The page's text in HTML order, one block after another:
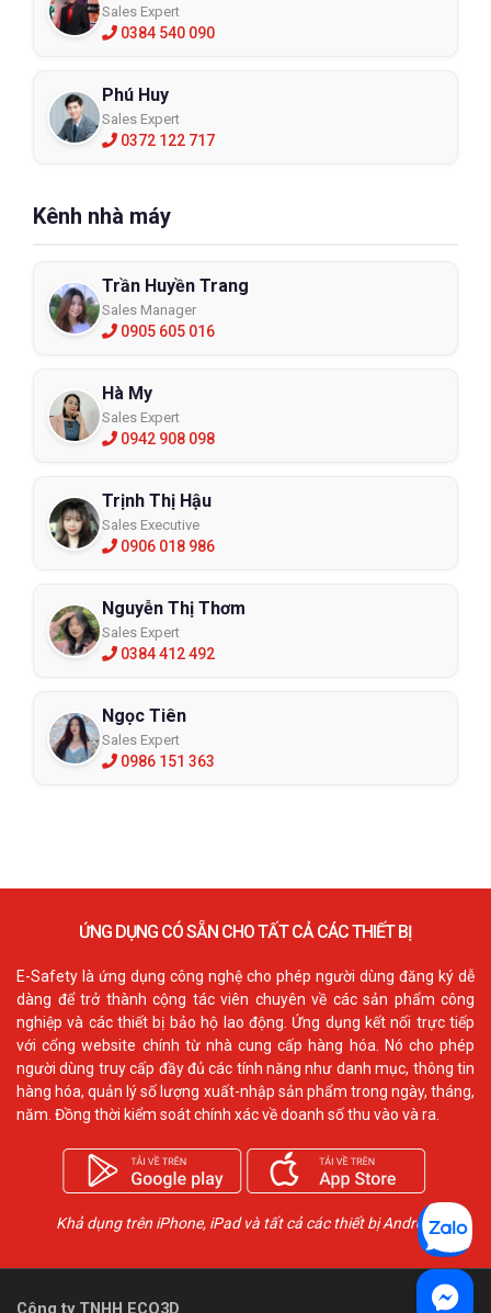
Sales Expert
0384 540 090
Phú Huy
Sales Expert
0372 122 717
Kênh nhà máy
Trần Huyền Trang
Sales Manager
0905 605 016
Hà My
Sales Expert
0942 908 098
Trịnh Thị Hậu
Sales Executive
0906 018 986
Nguyễn Thị Thơm
Sales Expert
0384 412 492
Ngọc Tiên
Sales Expert
0986 151 363
ỨNG DỤNG CÓ SẴN CHO TẤT CẢ CÁC THIẾT BỊ
E-Safety là ứng dụng công nghệ cho phép người dùng đăng ký dễ
dàng để trở thành cộng tác viên chuyên về các sản phẩm công
nghiệp và các thiết bị bảo hộ lao động. Ứng dụng kết nối trực tiếp
với cổng website chính từ nhà cung cấp hàng hóa. Nó cho phép
người dùng truy cấp đầy đủ các tính năng như danh mục, thông tin
hàng hóa, quản lý số lượng xuất-nhập sản phẩm trong ngày, tháng,
năm. Đồng thời kiểm soát chính xác về doanh số thu vào và ra.
Khả dụng trên iPhone, iPad và tất cả các thiết bị Android
Công ty TNHH ECO3D